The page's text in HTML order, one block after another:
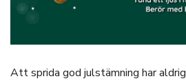
Att sprida god julstämning har